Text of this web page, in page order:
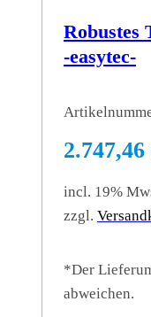
-easytec-
2.747,46
incl. 19%
zzgl.
*Der
abweichen.